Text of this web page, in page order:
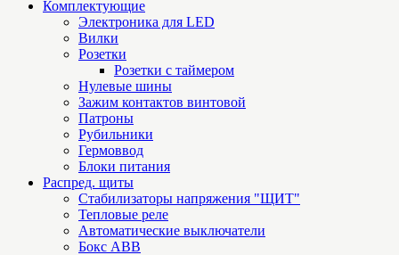
Комплектующие
Электроника для LED
Вилки
Розетки
Розетки с таймером
Нулевые шины
Зажим контактов винтовой
Патроны
Рубильники
Гермоввод
Блоки питания
Распред. щиты
Стабилизаторы напряжения "ЩИТ"
Тепловые реле
Автоматические выключатели
Бокс ABB